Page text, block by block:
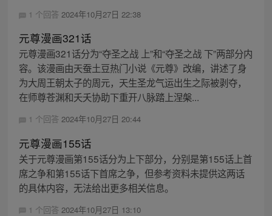
1 个回答 2024年10月27日 22:38
元尊漫画321话
元尊漫画321话分为“夺圣之战 上”和“夺圣之战 下”两部分内
容。该漫画由天蚕土豆热门小说《元尊》改编，讲述了身
为大周王朝太子的周元，天生圣龙气运出生之际被剥夺，
在师尊苍渊和夭夭协助下重开八脉踏上涅槃...
1 个回答 2024年10月27日 20:44
元尊漫画155话
关于元尊漫画第155话分为上下部分，分别是第155话上首
席之争和第155话下首席之争，但参考资料未提供这两话
的具体内容，无法给出更多相关信息。
1 个回答 2024年10月27日 13:10